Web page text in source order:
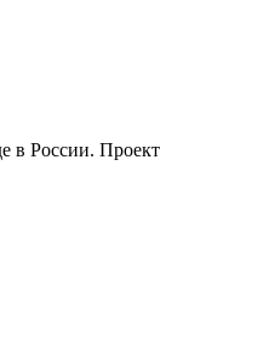
в России. Проект